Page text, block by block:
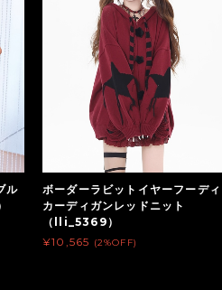
ル
ボーダーラビットイヤーフーディ
カーディガンレッドニット
（lli_5369）
¥10,565 (2%OFF)